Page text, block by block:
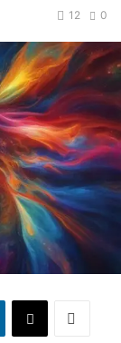
0
12